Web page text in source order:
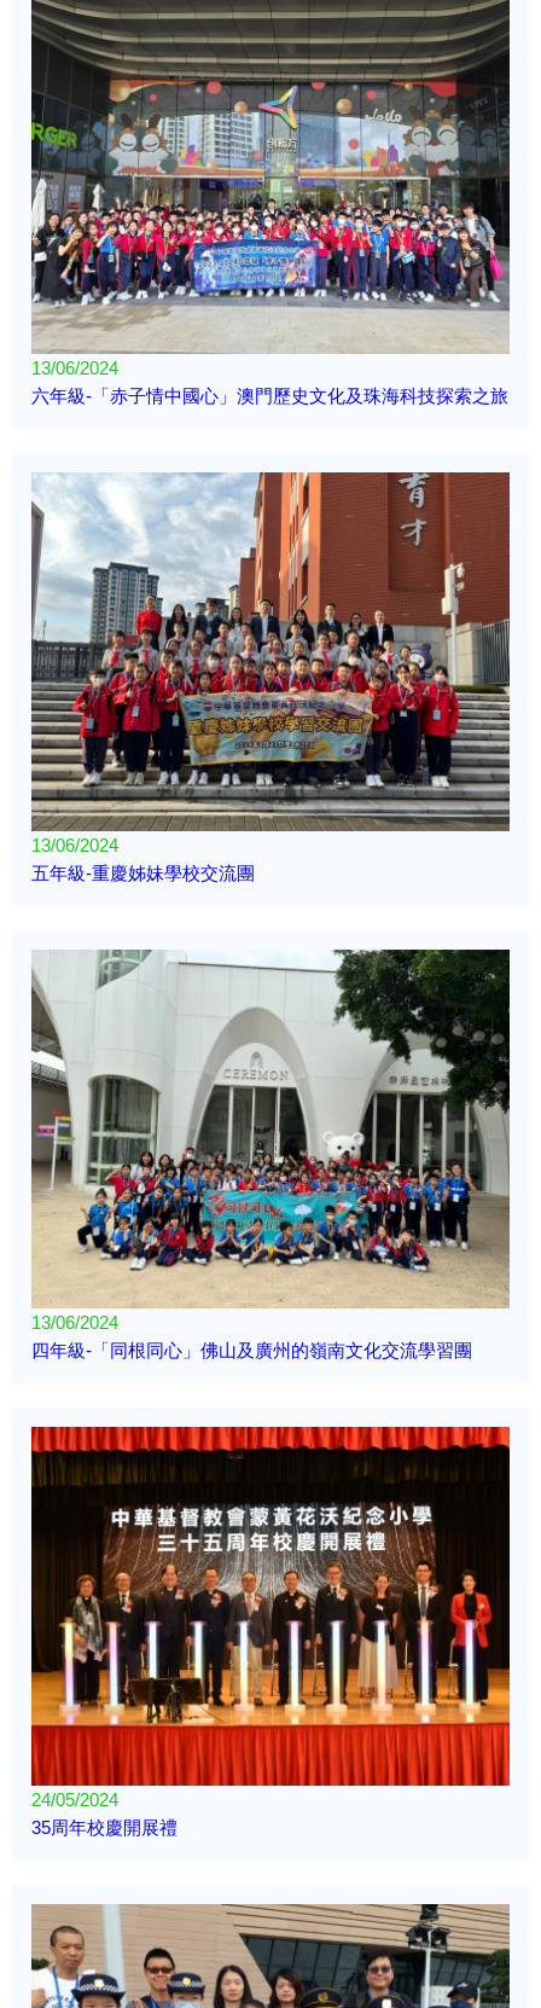
13/06/2024
六年級-「赤子情中國心」澳門歷史文化及珠海科技探索之旅
13/06/2024
五年級-重慶姊妹學校交流團
13/06/2024
四年級-「同根同心」佛山及廣州的嶺南文化交流學習團
24/05/2024
35周年校慶開展禮